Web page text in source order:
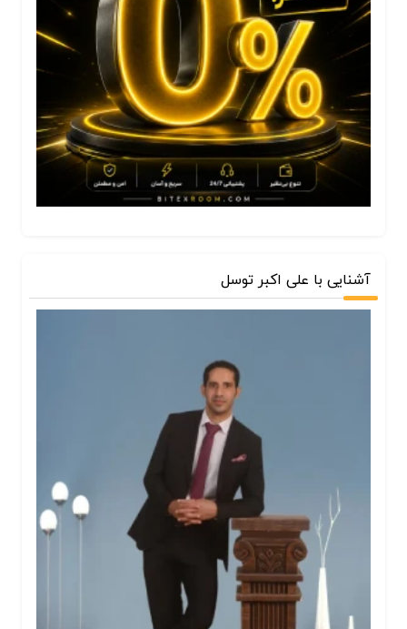
آشنایی با علی اکبر توسل